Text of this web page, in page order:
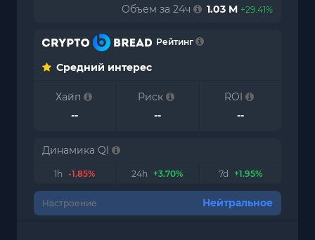
Объем за 24ч 1.03 M +29.41%
Рейтинг
Средний интерес
Хайп
--
Риск
--
ROI
--
Динамика QI
1h -1.85% 24h +3.70% 7d +1.95%
Настроение Нейтральное